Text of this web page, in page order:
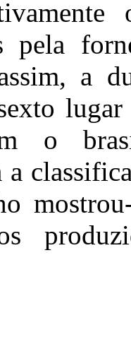
pela
a
o
a